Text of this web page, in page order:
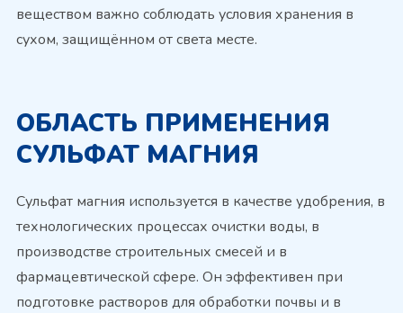
веществом важно соблюдать условия хранения в
сухом, защищённом от света месте.
ОБЛАСТЬ ПРИМЕНЕНИЯ
СУЛЬФАТ МАГНИЯ
Сульфат магния используется в качестве удобрения, в
технологических процессах очистки воды, в
производстве строительных смесей и в
фармацевтической сфере. Он эффективен при
подготовке растворов для обработки почвы и в